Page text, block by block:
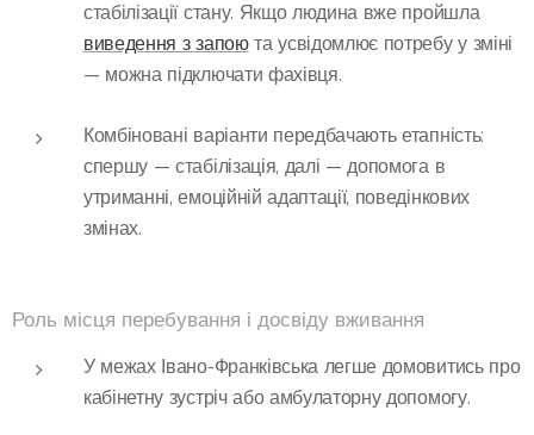
стабілізації стану. Якщо людина вже пройшла
виведення з запоюта усвідомлює потребу у зміні
— можна підключати фахівця.
Комбіновані варіанти передбачають етапність:
спершу — стабілізація, далі — допомога в
утриманні, емоційній адаптації, поведінкових
змінах.
Роль місця перебування і досвіду вживання
У межах Івано-Франківська легше домовитись про
кабінетну зустріч або амбулаторну допомогу.